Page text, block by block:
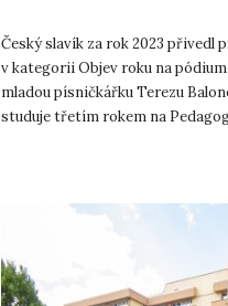
Český slavík za rok 2023 přivedl
v kategorii Objev roku na
mladou písničkářku Terezu
studuje třetím rokem na